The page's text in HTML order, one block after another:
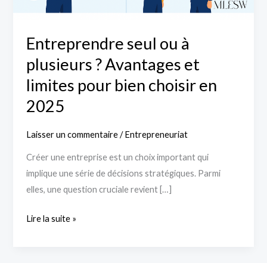
Entreprendre seul ou à
plusieurs ? Avantages et
limites pour bien choisir en
2025
Laisser un commentaire/Entrepreneuriat
Créer une entreprise est un choix important qui
implique une série de décisions stratégiques. Parmi
elles, une question cruciale revient […]
choisir
en
2025
Lire la suite »